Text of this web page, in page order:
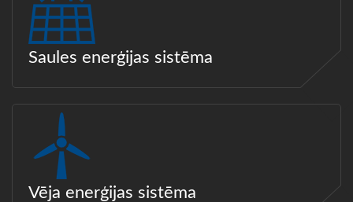
Saules enerģijas sistēma
Vēja enerģijas sistēma